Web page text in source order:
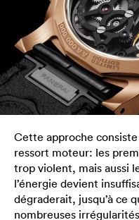
Cette approche
ressort moteur: les
trop violent, mais aussi
l’énergie devient
dégraderait, jusqu’à ce
nombreuses